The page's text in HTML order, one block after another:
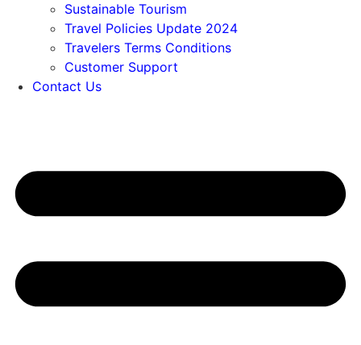
Sustainable Tourism
Travel Policies Update 2024
Travelers Terms Conditions
Customer Support
Contact Us